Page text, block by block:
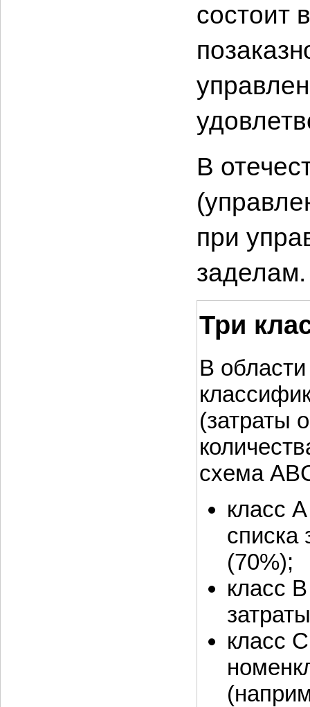
состоит
В
при
заделам.
Три
В
(затраты
схема
класс
списка
(70%);
класс
класс